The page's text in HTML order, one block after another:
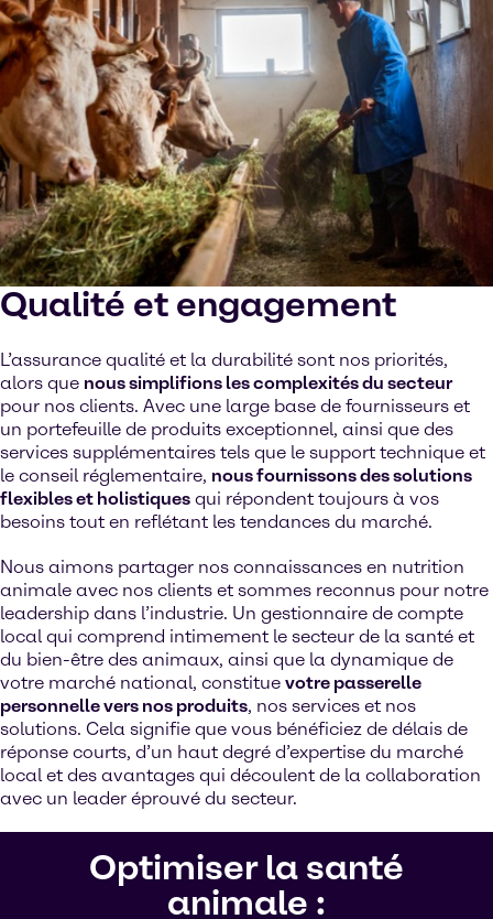
Qualité et engagement
L’assurance qualité et la durabilité sont nos priorités,
alors que nous simplifions les complexités du secteur
pour nos clients. Avec une large base de fournisseurs et
un portefeuille de produits exceptionnel, ainsi que des
services supplémentaires tels que le support technique et
le conseil réglementaire, nous fournissons des solutions
flexibles et holistiques qui répondent toujours à vos
besoins tout en reflétant les tendances du marché.
Nous aimons partager nos connaissances en nutrition
animale avec nos clients et sommes reconnus pour notre
leadership dans l’industrie. Un gestionnaire de compte
local qui comprend intimement le secteur de la santé et
du bien-être des animaux, ainsi que la dynamique de
votre marché national, constitue votre passerelle
personnelle vers nos produits, nos services et nos
solutions. Cela signifie que vous bénéficiez de délais de
réponse courts, d’un haut degré d’expertise du marché
local et des avantages qui découlent de la collaboration
avec un leader éprouvé du secteur.
Optimiser la santé
animale :